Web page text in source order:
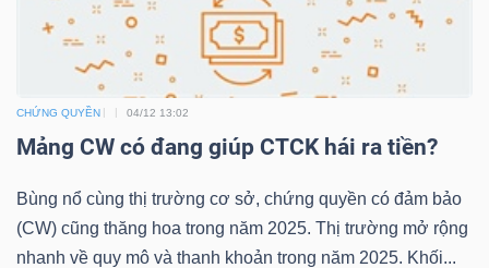
CHỨNG QUYỀN 04/12 13:02
Mảng CW có đang giúp CTCK hái ra tiền?
Bùng nổ cùng thị trường cơ sở, chứng quyền có đảm bảo
(CW) cũng thăng hoa trong năm 2025. Thị trường mở rộng
nhanh về quy mô và thanh khoản trong năm 2025. Khối...
DỮ
LIỆU
Ngành
(-)